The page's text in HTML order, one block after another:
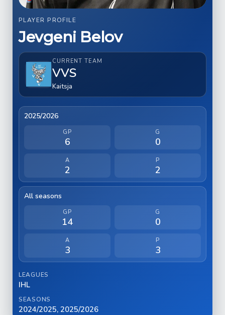
PLAYER PROFILE
Jevgeni Belov
CURRENT TEAM
VVS
Kaitsja
2025/2026
GP
6
G
0
A
2
P
2
All seasons
GP
14
G
0
A
3
P
3
LEAGUES
IHL
SEASONS
2024/2025, 2025/2026